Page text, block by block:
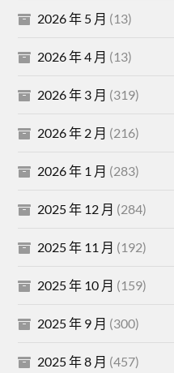
2026 年 5 月 (13)
2026 年 4 月 (13)
2026 年 3 月 (319)
2026 年 2 月 (216)
2026 年 1 月 (283)
2025 年 12 月 (284)
2025 年 11 月 (192)
2025 年 10 月 (159)
2025 年 9 月 (300)
2025 年 8 月 (457)